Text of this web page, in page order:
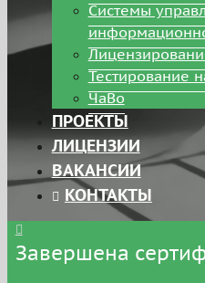
Системы
Тестирование
ЧаВо
ПРОЕКТЫ
ЛИЦЕНЗИИ
ВАКАНСИИ
КОНТАКТЫ
Завершена